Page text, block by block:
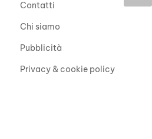
Contatti
Chi siamo
Pubblicità
Privacy & cookie policy